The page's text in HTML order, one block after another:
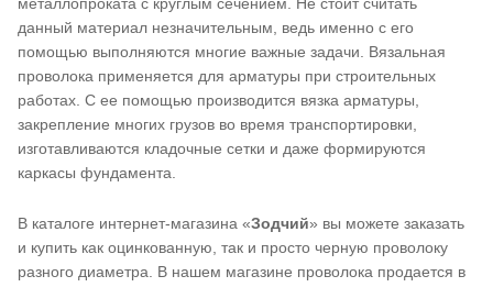
данный материал незначительным, ведь именно с его
помощью выполняются многие важные задачи. Вязальная
проволока применяется для арматуры при строительных
работах. С ее помощью производится вязка арматуры,
закрепление многих грузов во время транспортировки,
изготавливаются кладочные сетки и даже формируются
каркасы фундамента.
В каталоге интернет-магазина «Зодчий» вы можете заказать
и купить как оцинкованную, так и просто черную проволоку
разного диаметра. В нашем магазине проволока продается в